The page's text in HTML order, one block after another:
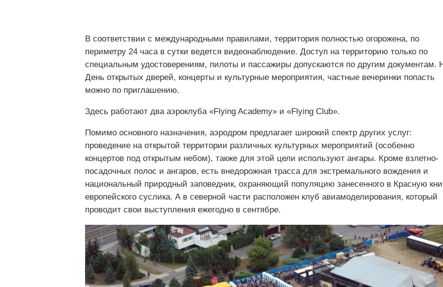
В соответствии с международными правилами, территория полностью огорожена, по
периметру 24 часа в сутки ведется видеонаблюдение. Доступ на территорию только по
специальным удостоверениям, пилоты и пассажиры допускаются по другим документам.
День открытых дверей, концерты и культурные мероприятия, частные вечеринки попасть
можно по приглашению.
Здесь работают два аэроклуба «Flying Academy» и «Flying Club».
Помимо основного назначения, аэродром предлагает широкий спектр других услуг:
проведение на открытой территории различных культурных мероприятий (особенно
концертов под открытым небом), также для этой цели используют ангары. Кроме взлетно-
посадочных полос и ангаров, есть внедорожная трасса для экстремального вождения и
национальный природный заповедник, охраняющий популяцию занесенного в Красную
европейского суслика. А в северной части расположен клуб авиамоделирования, который
проводит свои выступления ежегодно в сентябре.